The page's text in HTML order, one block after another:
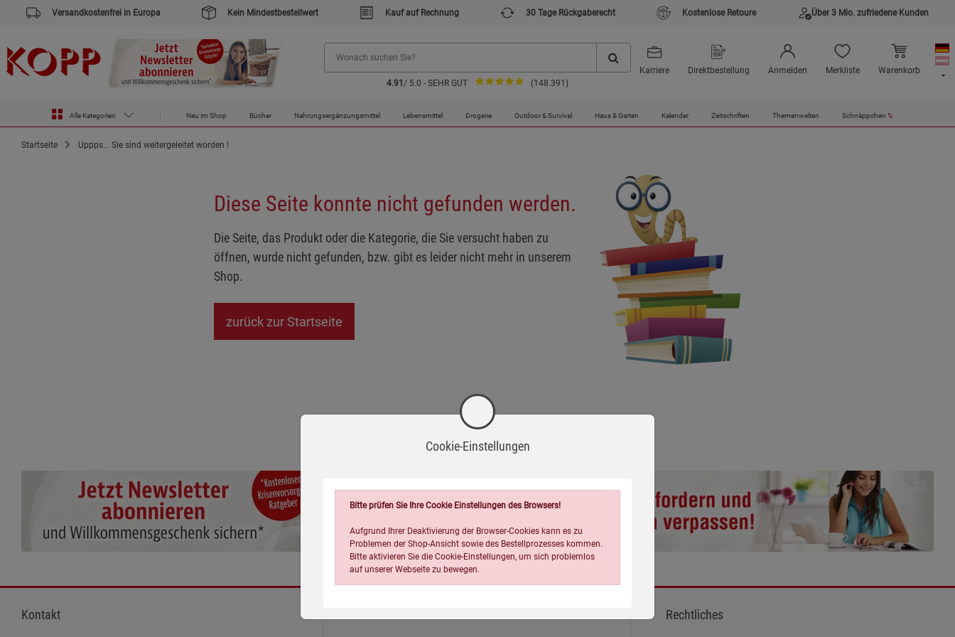
Versandkostenfrei in Europa Kein Mindestbestellwert Kauf auf Rechnung 30 Tage Rückgaberecht Kostenlose Retoure Über 3 Mio. zufriedene Kunden
4.91 / 5.0 - SEHR GUT (148.391)
Karriere Direktbestellung Anmelden Merkliste Warenkorb
Alle Kategorien Neu im Shop Bücher Nahrungsergänzungsmittel Lebensmittel Drogerie Outdoor & Survival Haus & Garten Kalender Zeitschriften Themenwelten Schnäppchen %
Startseite Uppps... Sie sind weitergeleitet worden !
Diese Seite konnte nicht gefunden werden.
Die Seite, das Produkt oder die Kategorie, die Sie versucht haben zu
öffnen, wurde nicht gefunden, bzw. gibt es leider nicht mehr in unserem
Shop.
zurück zur Startseite
Kontakt Rechtliches
Cookie-Einstellungen
Bitte prüfen Sie Ihre Cookie Einstellungen des Browsers!
Aufgrund Ihrer Deaktivierung der Browser-Cookies kann es zu
Problemen der Shop-Ansicht sowie des Bestellprozesses kommen.
Bitte aktivieren Sie die Cookie-Einstellungen, um sich problemlos
auf unserer Webseite zu bewegen.